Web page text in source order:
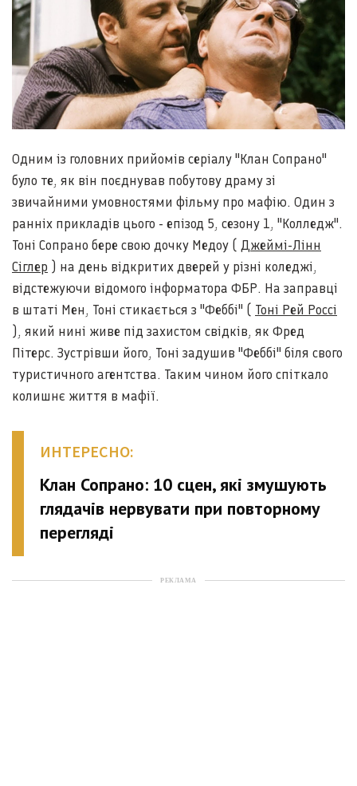
Одним із головних прийомів серіалу "Клан Сопрано"
було те, як він поєднував побутову драму зі
звичайними умовностями фільму про мафію. Один з
ранніх прикладів цього - епізод 5, сезону 1, "Колледж".
Тоні Сопрано бере свою дочку Медоу ( Джеймі-Лінн
Сіглер ) на день відкритих дверей у різні коледжі,
відстежуючи відомого інформатора ФБР. На заправці
в штаті Мен, Тоні стикається з "Феббі" ( Тоні Рей Россі
), який нині живе під захистом свідків, як Фред
Пітерс. Зустрівши його, Тоні задушив "Феббі" біля свого
туристичного агентства. Таким чином його спіткало
колишнє життя в мафії.
ИНТЕРЕСНО:
Клан Сопрано: 10 сцен, які змушують
глядачів нервувати при повторному
перегляді
РЕКЛАМА